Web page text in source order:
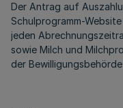
Der Antrag auf
Schulprogramm-
jeden
sowie Milch und
der